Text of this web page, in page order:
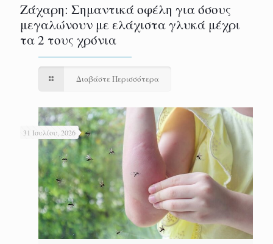
Ζάχαρη: Σημαντικά οφέλη για όσους
μεγαλώνουν με ελάχιστα γλυκά μέχρι
τα 2 τους χρόνια
Διαβάστε Περισσότερα
31 Ιουλίου, 2026